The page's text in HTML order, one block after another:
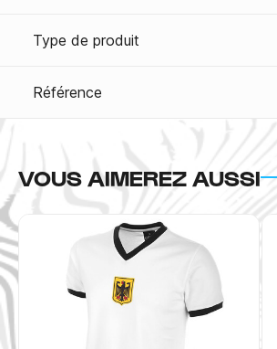
Type de produit
Référence
VOUS AIMEREZ AUSSI